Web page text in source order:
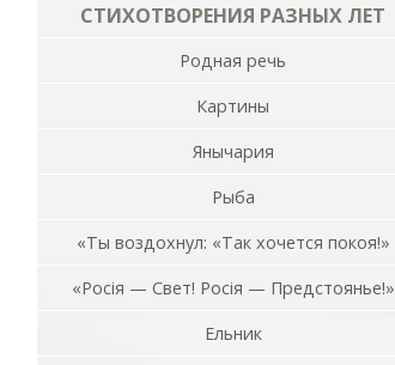
СТИХОТВОРЕНИЯ РАЗНЫХ ЛЕТ
Родная речь
Картины
Янычария
Рыба
«Ты воздохнул: «Так хочется покоя!»
«Росiя — Свет! Росiя — Предстоянье!»
Ельник